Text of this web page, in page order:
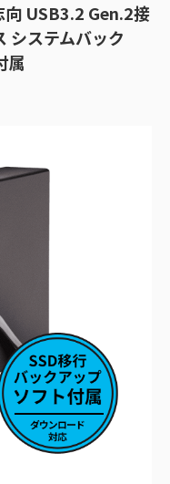
USB3.2 Gen.2接
システムバック
属